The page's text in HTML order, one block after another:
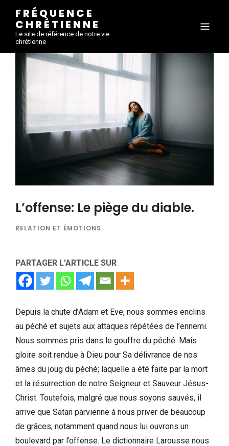
FRÉQUENCE
CHRÉTIENNE
Le site de référence de notre vie
chrétienne
L’offense: Le piège du diable.
RELATION ET ÉMOTIONS
PARTAGER L'ARTICLE SUR
Depuis la chute d’Adam et Eve, nous sommes enclins
au péché et sujets aux attaques répétées de l’ennemi.
Nous sommes pris dans le gouffre du péché. Mais
gloire soit rendue à Dieu pour Sa délivrance de nos
âmes du joug du péché; laquelle a été faite par la mort
et la résurrection de notre Seigneur et Sauveur Jésus-
Christ. Toutefois, malgré que nous soyons sauvés, il
arrive que Satan parvienne à nous priver de beaucoup
de grâces, notamment quand nous lui ouvrons un
boulevard par l’offense. Le dictionnaire Larousse nous